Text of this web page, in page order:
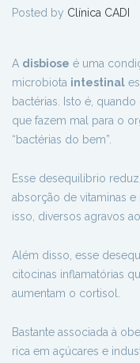
Posted by Clínica CADI
A disbiose é uma
microbiota intestinal
bactérias. Isto é,
que fazem mal para o
“bactérias do bem”.
Esse desequilíbrio
absorção de vitaminas
isso, diversos agravos
Além disso, esse
citocinas inflamatórias
aumentam o cortisol.
Bastante associada à
rica em açúcares e